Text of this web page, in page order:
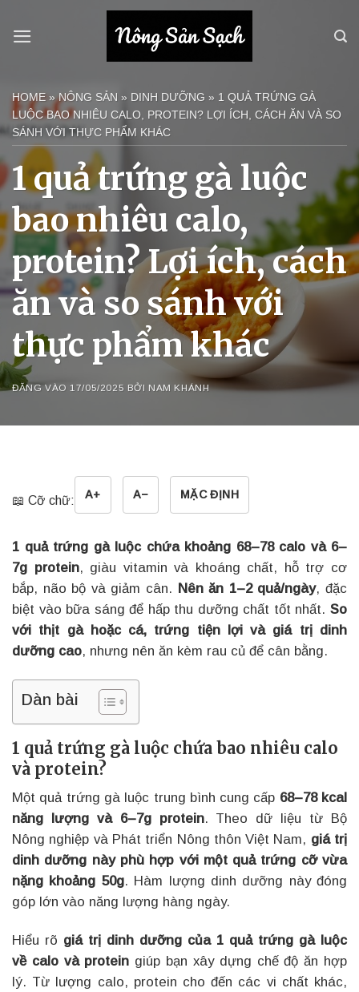
qua
HOME »NÔNG SẢN » DINH DƯỠNG » 1 QUẢ TRỨNG GÀ
LUỘC BAO NHIÊU CALO, PROTEIN? LỢI ÍCH, CÁCH ĂN VÀ SO
SÁNH VỚI THỰC PHẨM KHÁC
1 quả trứng gà luộc
bao nhiêu calo,
protein? Lợi ích, cách
ăn và so sánh với
thực phẩm khác
ĐĂNG VÀO 17/05/2025 BỞI NAM KHÁNH
📖 Cỡ chữ: A+ A− MẶC ĐỊNH
1 quả trứng gà luộc chứa khoảng 68–78 calo và 6–
7g protein, giàu vitamin và khoáng chất, hỗ trợ cơ
bắp, não bộ và giảm cân. Nên ăn 1–2 quả/ngày, đặc
biệt vào bữa sáng để hấp thu dưỡng chất tốt nhất. So
với thịt gà hoặc cá, trứng tiện lợi và giá trị dinh
dưỡng cao, nhưng nên ăn kèm rau củ để cân bằng.
Dàn bài
1 quả trứng gà luộc chứa bao nhiêu calo
và protein?
Một quả trứng gà luộc trung bình cung cấp 68–78 kcal
năng lượng và 6–7g protein. Theo dữ liệu từ Bộ
Nông nghiệp và Phát triển Nông thôn Việt Nam, giá trị
dinh dưỡng này phù hợp với một quả trứng cỡ vừa
nặng khoảng 50g. Hàm lượng dinh dưỡng này đóng
góp lớn vào năng lượng hàng ngày.
Hiểu rõ giá trị dinh dưỡng của 1 quả trứng gà luộc
về calo và protein giúp bạn xây dựng chế độ ăn hợp
lý. Từ lượng calo, protein cho đến các vi chất khác,